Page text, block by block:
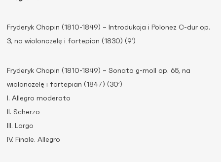
Fryderyk Chopin (1810-1849) – Introdukcja i Polonez C-dur op.
3, na wiolonczelę i fortepian (1830) (9’)
Fryderyk Chopin (1810-1849) – Sonata g-moll op. 65, na
wiolonczelę i fortepian (1847) (30’)
I. Allegro moderato
II. Scherzo
III. Largo
IV. Finale. Allegro